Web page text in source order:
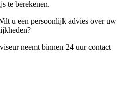
te berekenen.
u een persoonlijk advies over uw
neemt binnen 24 uur contact